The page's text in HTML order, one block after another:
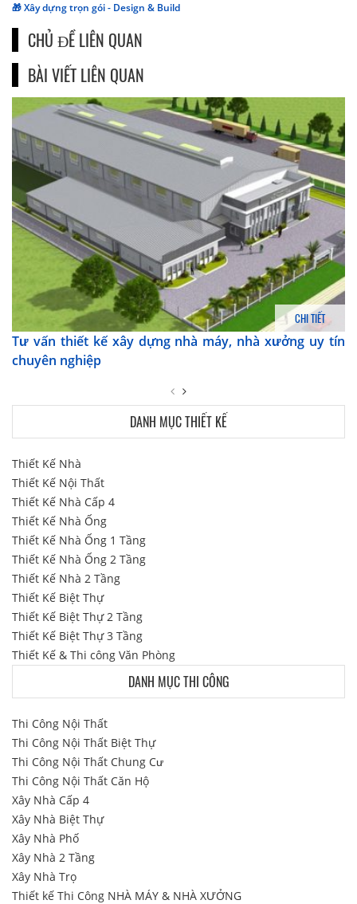
🎁 Xây dựng trọn gói - Design & Build
CHỦ ĐỀ LIÊN QUAN
BÀI VIẾT LIÊN QUAN
CHI TIẾT
Tư vấn thiết kế xây dựng nhà máy, nhà xưởng uy tín
chuyên nghiệp
DANH MỤC THIẾT KẾ
Thiết Kế Nhà
Thiết Kế Nội Thất
Thiết Kế Nhà Cấp 4
Thiết Kế Nhà Ống
Thiết Kế Nhà Ống 1 Tầng
Thiết Kế Nhà Ống 2 Tầng
Thiết Kế Nhà 2 Tầng
Thiết Kế Biệt Thự
Thiết Kế Biệt Thự 2 Tầng
Thiết Kế Biệt Thự 3 Tầng
Thiết Kế & Thi công Văn Phòng
DANH MỤC THI CÔNG
Thi Công Nội Thất
Thi Công Nội Thất Biệt Thự
Thi Công Nội Thất Chung Cư
Thi Công Nội Thất Căn Hộ
Xây Nhà Cấp 4
Xây Nhà Biệt Thự
Xây Nhà Phố
Xây Nhà 2 Tầng
Xây Nhà Trọ
Thiết kế Thi Công NHÀ MÁY & NHÀ XƯỞNG